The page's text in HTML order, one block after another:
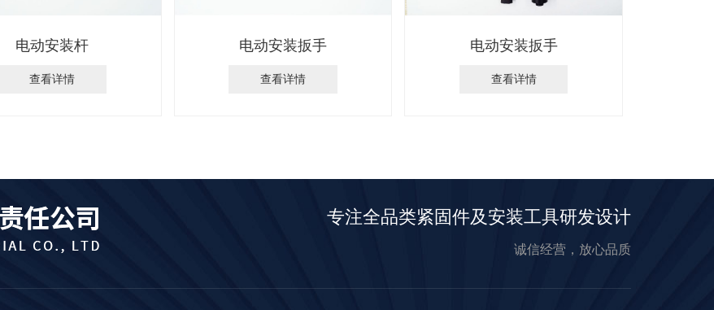
电动安装杆
查看详情
电动安装扳手
查看详情
电动安装扳手
查看详情
专注全品类紧固件及安装工具研发设计
诚信经营，放心品质